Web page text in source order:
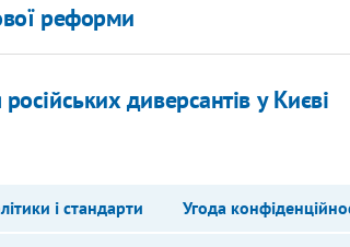
реформи
диверсантів у Києві
і стандарти Угода